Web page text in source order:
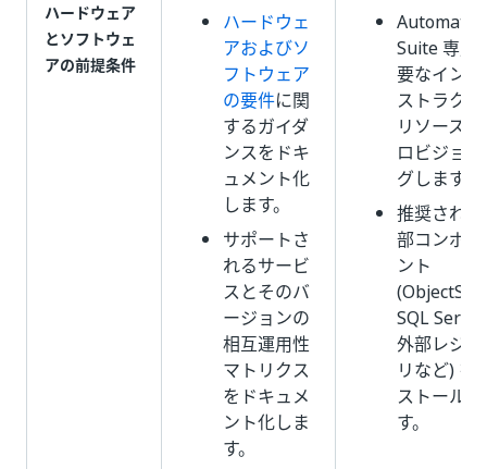
ハードウェア
とソフトウェ
アの前提条件
ハードウェ
アおよびソ
フトウェア
の要件に関
するガイダ
ンスをドキ
ュメント化
します。
サポートさ
れるサービ
スとそのバ
ージョンの
相互運用性
マトリクス
をドキュメ
ント化しま
す。
Suite 専用
要なイン
ストラク
リソース
ロビジョ
グします。
推奨され
部コンポ
ント
SQL
外部レジ
リなど) を
ストール
す。